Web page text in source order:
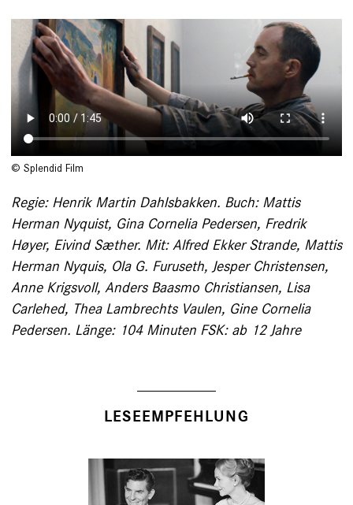
© Splendid Film
Regie: Henrik Martin Dahlsbakken. Buch: Mattis
Herman Nyquist, Gina Cornelia Pedersen, Fredrik
Høyer, Eivind Sæther. Mit: Alfred Ekker Strande, Mattis
Herman Nyquis, Ola G. Furuseth, Jesper Christensen,
Anne Krigsvoll, Anders Baasmo Christiansen, Lisa
Carlehed, Thea Lambrechts Vaulen, Gine Cornelia
Pedersen. Länge: 104 Minuten FSK: ab 12 Jahre
LESEEMPFEHLUNG